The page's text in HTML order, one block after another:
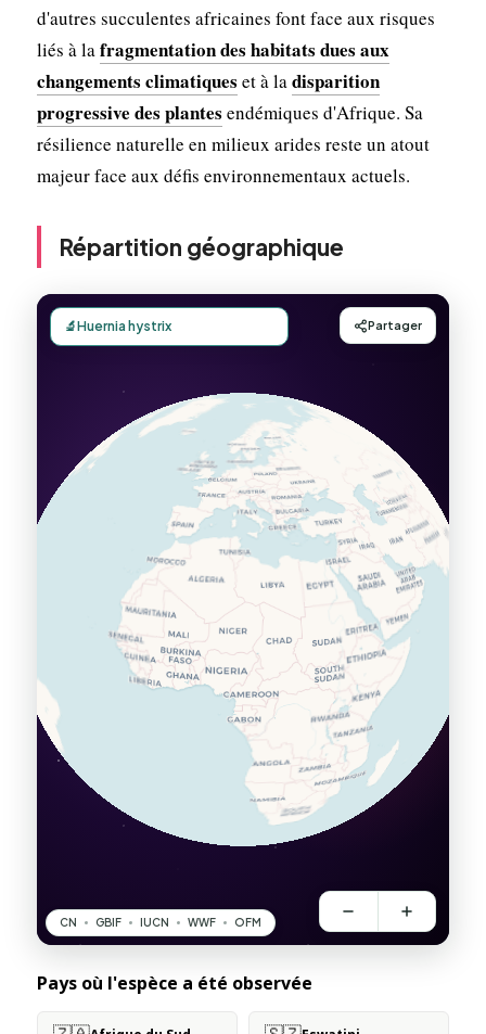
d'autres succulentes africaines font face aux risques
liés à lafragmentation des habitats dues aux
changements climatiques et à ladisparition
progressive des plantes endémiques d'Afrique. Sa
résilience naturelle en milieux arides reste un atout
majeur face aux défis environnementaux actuels.
Répartition géographique
Pays où l'espèce a été observée